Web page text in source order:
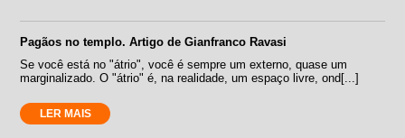
Pagãos no templo. Artigo de Gianfranco Ravasi
Se você está no "átrio", você é sempre um externo, quase um
marginalizado. O "átrio" é, na realidade, um espaço livre, ond[...]
LER MAIS